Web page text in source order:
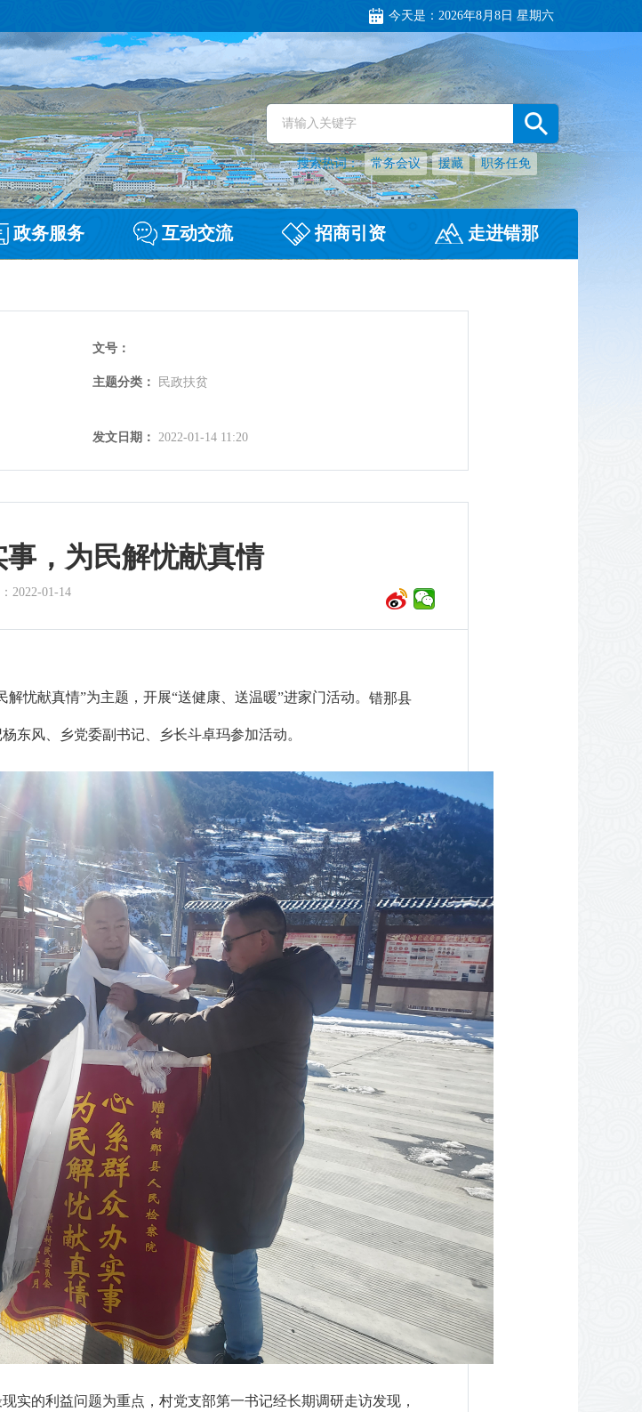
今天是： 2026年8月8日 星期六
搜索热词： 常务会议 援藏 职务任免
政务服务 互动交流 招商引资 走进错那
文号：
主题分类： 民政扶贫
发文日期： 2022-01-14 11:20
，为民解忧献真情
2022-01-14
忧献真情”为主题，开展“送健康、送温暖”进家门活动。 错那县
杨东风、乡党委副书记、乡长斗卓玛参加活动。
实的利益问题为重点，村党支部第一书记经长期调研走访发现，